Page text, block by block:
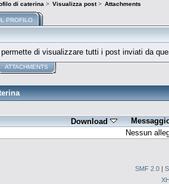
di caterina> Visualizza post> Attachments
PROFILO
di visualizzare tutti i post inviati da
ATTACHMENTS
Download
Nessun
SMF 2.0 |